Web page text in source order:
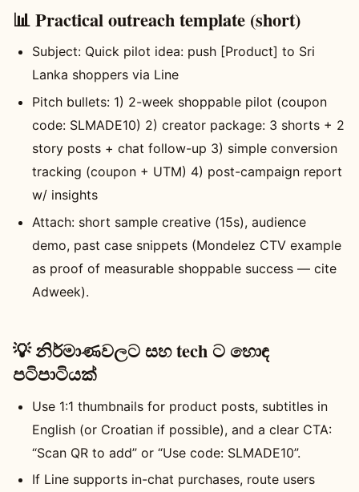
📊 Practical outreach template (short)
Subject: Quick pilot idea: push [Product] to Sri
Lanka shoppers via Line
Pitch bullets: 1) 2-week shoppable pilot (coupon
code: SLMADE10) 2) creator package: 3 shorts + 2
story posts + chat follow-up 3) simple conversion
tracking (coupon + UTM) 4) post-campaign report
w/ insights
Attach: short sample creative (15s), audience
demo, past case snippets (Mondelez CTV example
as proof of measurable shoppable success — cite
Adweek).
💡 නිර්මාණවලට සහ tech ට හොඳ
පටිපාටියක්
Use 1:1 thumbnails for product posts, subtitles in
English (or Croatian if possible), and a clear CTA:
“Scan QR to add” or “Use code: SLMADE10”.
If Line supports in-chat purchases, route users